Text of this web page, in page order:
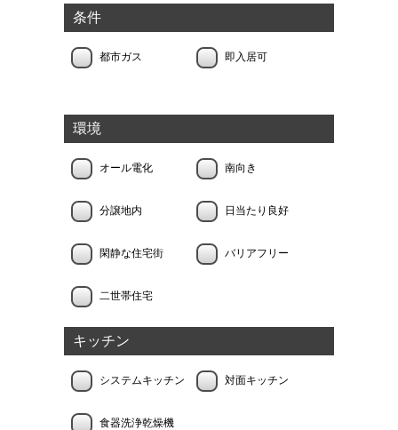
条件
都市ガス 即入居可
環境
オール電化 南向き
分譲地内 日当たり良好
閑静な住宅街 バリアフリー
二世帯住宅
キッチン
システムキッチン 対面キッチン
食器洗浄乾燥機